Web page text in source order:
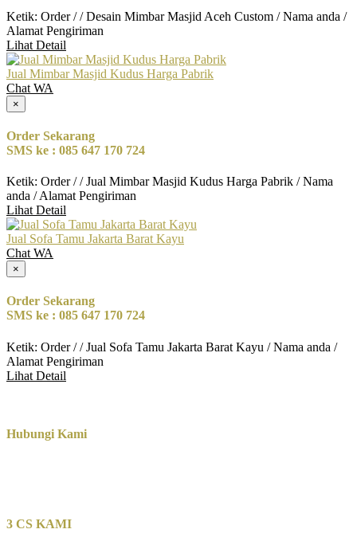
Ketik: Order / / Desain Mimbar Masjid Aceh Custom / Nama anda /
Alamat Pengiriman
Lihat Detail
Jual Mimbar Masjid Kudus Harga Pabrik
Chat WA
×
Order Sekarang
SMS ke : 085 647 170 724
Ketik: Order / / Jual Mimbar Masjid Kudus Harga Pabrik / Nama
anda / Alamat Pengiriman
Lihat Detail
Jual Sofa Tamu Jakarta Barat Kayu
Chat WA
×
Order Sekarang
SMS ke : 085 647 170 724
Ketik: Order / / Jual Sofa Tamu Jakarta Barat Kayu / Nama anda /
Alamat Pengiriman
Lihat Detail
Hubungi Kami
3 CS KAMI